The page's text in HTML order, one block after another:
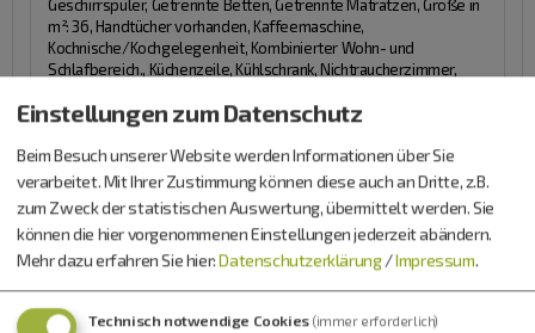
Geschirrspüler, Getrennte Betten, Getrennte Matratzen, Größe in
m²: 36, Handtücher vorhanden, Kaffeemaschine,
Kochnische/Kochgelegenheit, Kombinierter Wohn- und
Schlafbereich., Küchenzeile, Kühlschrank, Nichtraucherzimmer,
Waschmaschine, Wireless Lan im Zimmer, Zimmer mit
Verbindungstür
WaschbeckenLage:Altbau, Haupthaus
Mindestaufenthalt: 2 Nächte
Belegung: 1-3 Personen
Verfügbarkeiten anzeigen
Einstellungen zum Datenschutz
Beim Besuch unserer Website werden Informationen über Sie
verarbeitet. Mit Ihrer Zustimmung können diese auch an Dritte, z.B.
zum Zweck der statistischen Auswertung, übermittelt werden. Sie
können die hier vorgenommenen Einstellungen jederzeit abändern.
Mehr dazu erfahren Sie hier:Datenschutzerklärung/Impressum.
Technisch notwendige Cookies (immer erforderlich)